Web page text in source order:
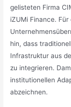
gelisteten Firma
iZUMi Finance.
hin, dass
Infrastruktur aus
zu integrieren.
institutionellen
abzeichnen.